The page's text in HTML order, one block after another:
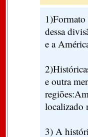
1)Formato
dessa
e a
e outra
localizado
3) A